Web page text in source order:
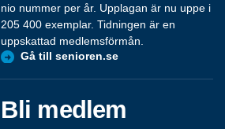
nio nummer per år. Upplagan är nu uppe i
205 400 exemplar. Tidningen är en
uppskattad medlemsförmån.
Gå till senioren.se
Bli medlem